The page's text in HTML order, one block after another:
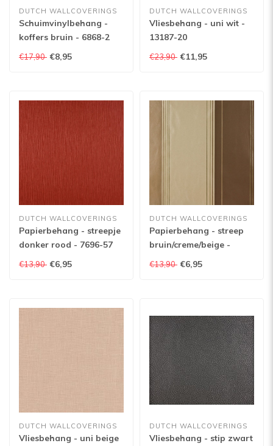
DUTCH WALLCOVERINGS
Schuimvinylbehang -
koffers bruin - 6868-2
€17,90 €8,95
DUTCH WALLCOVERINGS
Vliesbehang - uni wit -
13187-20
€23,90 €11,95
DUTCH WALLCOVERINGS
Papierbehang - streepje
donker rood - 7696-57
€13,90 €6,95
DUTCH WALLCOVERINGS
Papierbehang - streep
bruin/creme/beige -
4049-02
€13,90 €6,95
DUTCH WALLCOVERINGS
Vliesbehang - uni beige
DUTCH WALLCOVERINGS
Vliesbehang - stip zwart